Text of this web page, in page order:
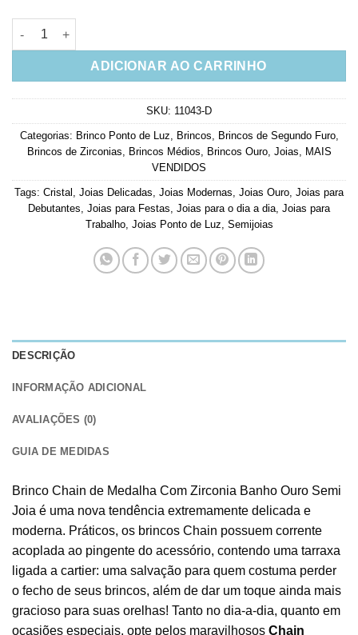
Brinco Chain de Medalha Com Zirconia Banho Ouro Semi Joia
ADICIONAR AO CARRINHO
SKU: 11043-D
Categorias: Brinco Ponto de Luz Brincos Brincos de Segundo Furo,
Brincos de Zirconias
Brincos Médios Brincos Ouro, Joias
MAIS
VENDIDOS
Tags: Cristal Joias Delicadas Joias Modernas Joias Ouro Joias para
Debutantes Joias para Festas Joias para o dia a dia Joias para
Trabalho, Joias Ponto de Luz Semijoias
DESCRIÇÃO
INFORMAÇÃO ADICIONAL
AVALIAÇÕES (0)
GUIA DE MEDIDAS
Brinco Chain de Medalha Com Zirconia Banho Ouro Semi
Joia é uma nova tendência extremamente delicada e
moderna. Práticos, os brincos Chain possuem corrente
acoplada ao pingente do acessório, contendo uma tarraxa
ligada a cartier: uma salvação para quem costuma perder
o fecho de seus brincos, além de dar um toque ainda mais
gracioso para suas orelhas! Tanto no dia-a-dia, quanto em
ocasiões especiais, opte pelos maravilhosos Chain